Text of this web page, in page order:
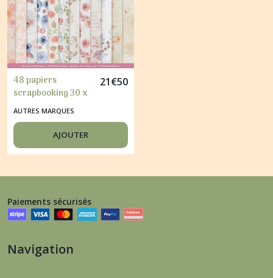
48 papiers
scrapbooking 30 x
30 cm Signature
Collection ROSE
GARDEN
21€50
AUTRES MARQUES
AJOUTER
Afficher
les
résultats
Paiements sécurisés
Navigation